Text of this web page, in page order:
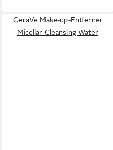
CeraVe Make-up-Entferner
Micellar Cleansing Water